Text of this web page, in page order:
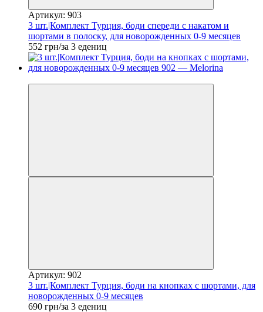
Артикул: 903
3 шт.|Комплект Турция, боди спереди с накатом и
шортами в полоску, для новорожденных 0-9 месяцев
552 грн/за 3 едениц
Артикул: 902
3 шт.|Комплект Турция, боди на кнопках с шортами, для
новорожденных 0-9 месяцев
690 грн/за 3 едениц